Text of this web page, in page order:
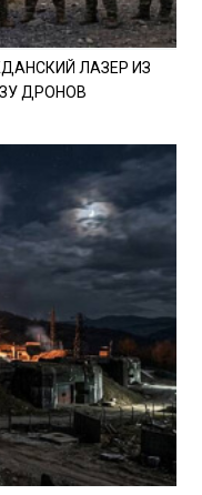
ЛАЗЕР ИЗ
ДРОНОВ